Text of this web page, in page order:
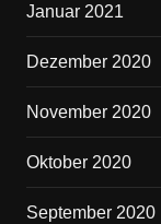
Januar 2021
Dezember 2020
November 2020
Oktober 2020
September 2020